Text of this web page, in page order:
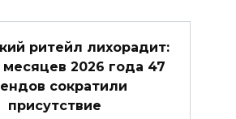
ритейл лихорадит:
месяцев 2026 года 47
сократили
присутствие